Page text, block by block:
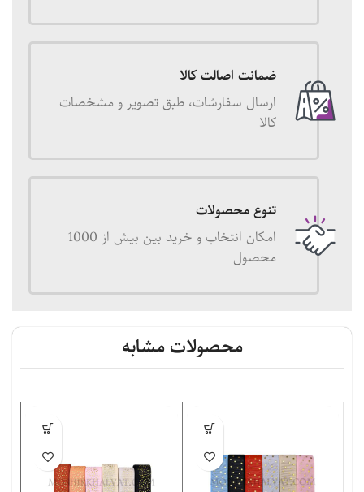
ضمانت اصالت کالا
ارسال سفارشات، طبق تصویر و مشخصات
کالا
تنوع محصولات
امکان انتخاب و خرید بین بیش از 1000
محصول
محصولات مشابه